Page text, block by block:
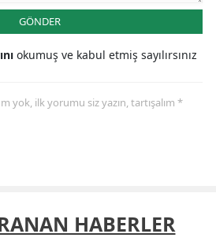
GÖNDER
okumuş ve kabul etmiş sayılırsınız
yok, ilk yorumu siz yazın, tartışalım *
HABERLER